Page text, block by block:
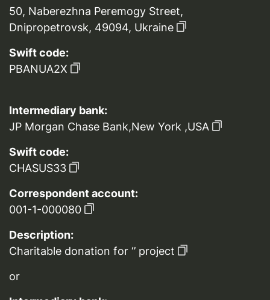
50, Naberezhna Peremogy Street,
Dnipropetrovsk, 49094, Ukraine
Swift code:
PBANUA2X
Intermediary bank:
JP Morgan Chase Bank,New York ,USA
Swift code:
CHASUS33
Correspondent account:
001-1-000080
Description:
Charitable donation for ‘’ project
or